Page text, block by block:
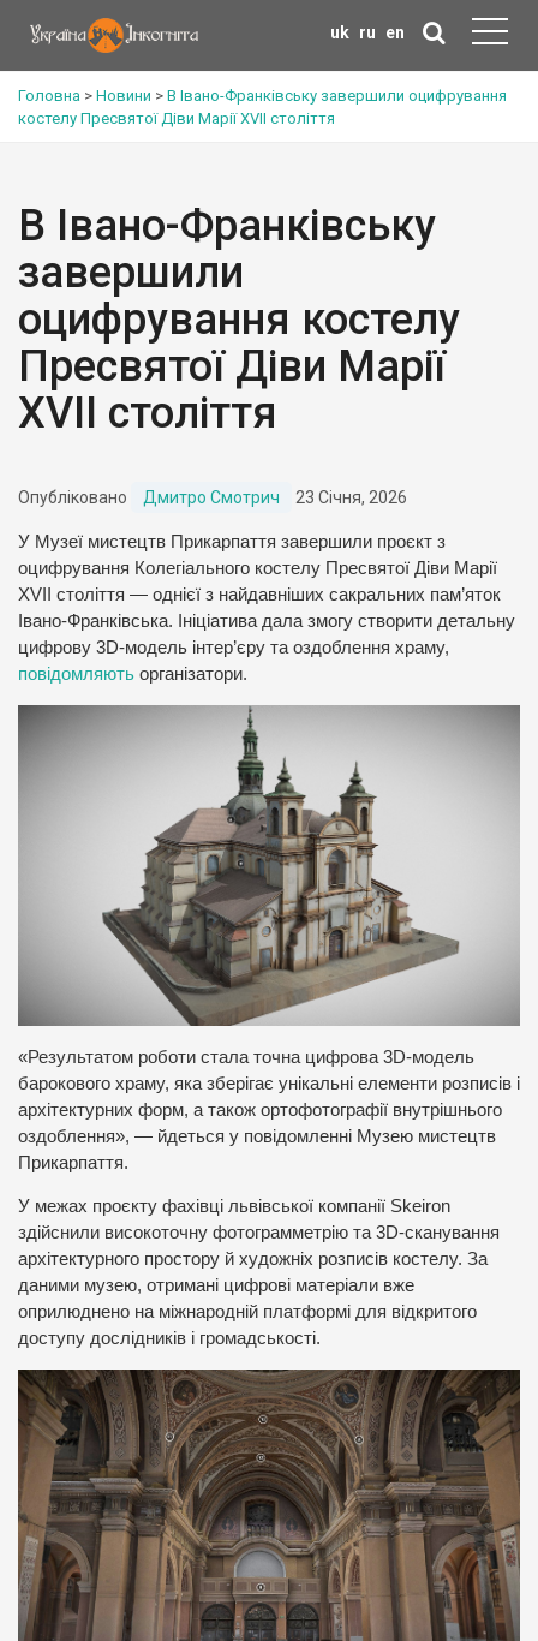
uk ru en
Головна > Новини > В Івано-Франківську завершили оцифрування
костелу Пресвятої Діви Марії XVII століття
В Івано-Франківську
завершили
оцифрування костелу
Пресвятої Діви Марії
XVII століття
Опубліковано Дмитро Смотрич 23 Січня, 2026
У Музеї мистецтв Прикарпаття завершили проєкт з
оцифрування Колегіального костелу Пресвятої Діви Марії
XVII століття — однієї з найдавніших сакральних пам’яток
Івано-Франківська. Ініціатива дала змогу створити детальну
цифрову 3D-модель інтер’єру та оздоблення храму,
повідомляють організатори.
«Результатом роботи стала точна цифрова 3D-модель
барокового храму, яка зберігає унікальні елементи розписів і
архітектурних форм, а також ортофотографії внутрішнього
оздоблення», — йдеться у повідомленні Музею мистецтв
Прикарпаття.
У межах проєкту фахівці львівської компанії Skeiron
здійснили високоточну фотограмметрію та 3D-сканування
архітектурного простору й художніх розписів костелу. За
даними музею, отримані цифрові матеріали вже
оприлюднено на міжнародній платформі для відкритого
доступу дослідників і громадськості.